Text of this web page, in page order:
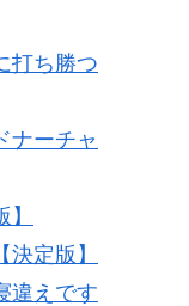
打ち勝つ
ナーチャ
定版】
違えです